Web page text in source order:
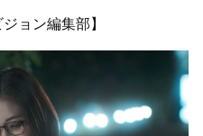
ョン編集部】